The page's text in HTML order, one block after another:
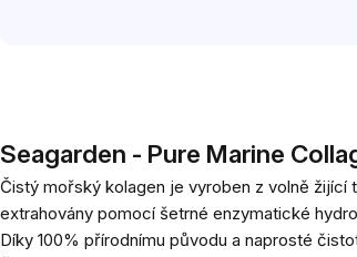
Seagarden - Pure Marine
Čistý mořský kolagen je vyroben z volně žijící
extrahovány pomocí šetrné enzymatické
Díky 100% přírodnímu původu a naprosté